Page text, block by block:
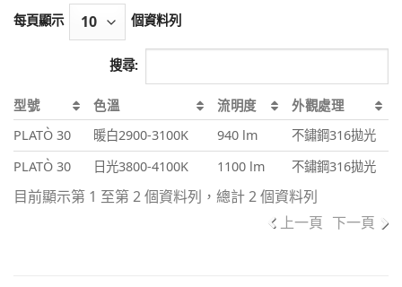
每頁顯示 個資料列
搜尋:
型號 色溫 流明度
外觀處理
PLATÒ 30
暖白2900-3100K 940 lm
不鏽鋼316拋光
PLATÒ 30
日光3800-4100K 1100 lm 不鏽鋼316拋光
目前顯示第 1 至第 2 個資料列，總計 2 個資料列
上一頁 下一頁